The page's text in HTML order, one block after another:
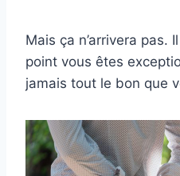
Mais ça n’arrivera pas.
point vous êtes
jamais tout le bon que